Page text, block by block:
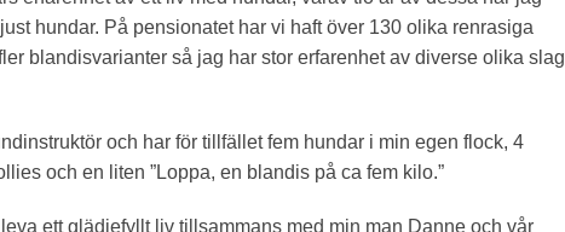
hundar. På pensionatet har vi haft över 130 olika renrasiga
blandisvarianter så jag har stor erfarenhet av diverse olika slag
och har för tillfället fem hundar i min egen flock, 4
och en liten ”Loppa, en blandis på ca fem kilo.”
ett glädjefyllt liv tillsammans med min man Danne och vår